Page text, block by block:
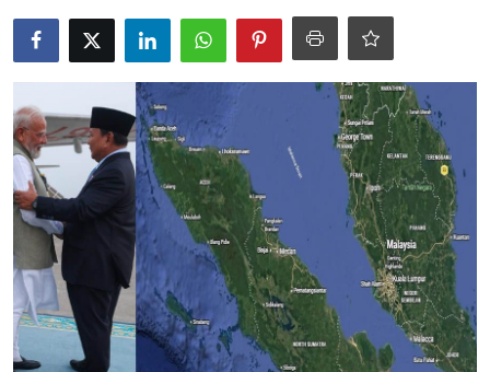
Epaper
धर्म
लाइफस्टाइल
टेक